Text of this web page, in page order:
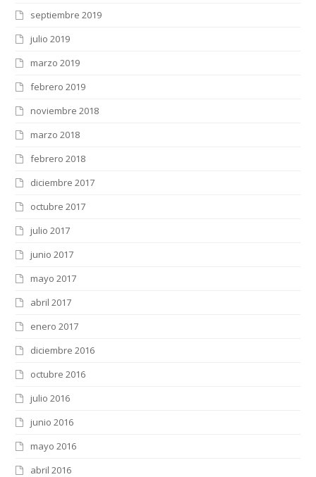
septiembre 2019
julio 2019
marzo 2019
febrero 2019
noviembre 2018
marzo 2018
febrero 2018
diciembre 2017
octubre 2017
julio 2017
junio 2017
mayo 2017
abril 2017
enero 2017
diciembre 2016
octubre 2016
julio 2016
junio 2016
mayo 2016
abril 2016